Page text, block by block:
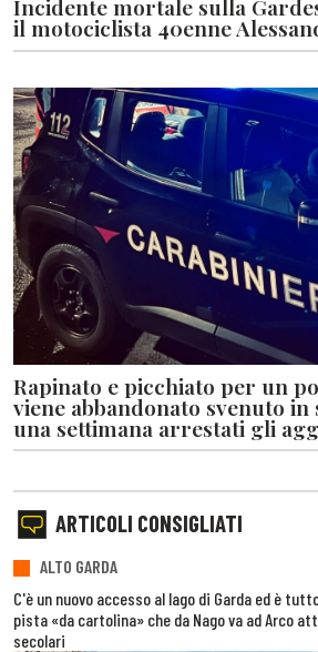
Incidente mortale sulla
il motociclista 40enne
Rapinato e picchiato per un
viene abbandonato svenuto in
una settimana arrestati gli
ARTICOLI CONSIGLIATI
ALTO GARDA
C'è un nuovo accesso al lago di Garda ed è
pista «da cartolina» che da Nago va ad Arco
secolari